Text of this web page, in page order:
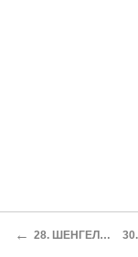
← 28. ШЕНГЕЛАЯ